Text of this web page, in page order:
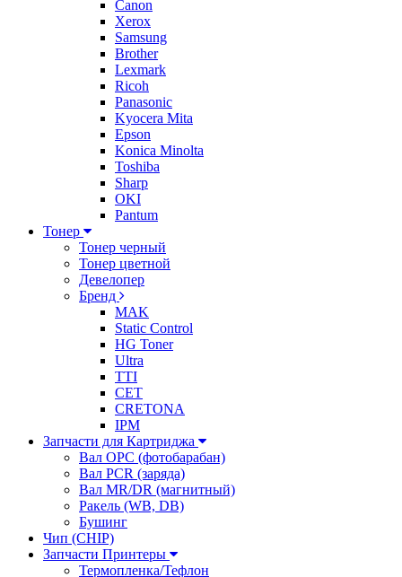
Canon
Xerox
Samsung
Brother
Lexmark
Ricoh
Panasonic
Kyocera Mita
Epson
Konica Minolta
Toshiba
Sharp
OKI
Pantum
Тонер
Тонер черный
Тонер цветной
Девелопер
Бренд
MAK
Static Control
HG Toner
Ultra
TTI
CET
CRETONA
IPM
Запчасти для Картриджа
Вал OPC (фотобарабан)
Вал PCR (заряда)
Вал MR/DR (магнитный)
Ракель (WB, DB)
Бушинг
Чип (CHIP)
Запчасти Принтеры
Термопленка/Тефлон